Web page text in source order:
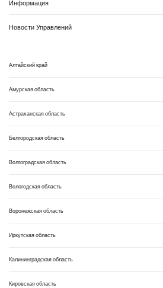
Информация
Новости Управлений
Алтайский край
Амурская область
Астраханская область
Белгородская область
Волгоградская область
Вологодская область
Воронежская область
Иркутская область
Калининградская область
Кировская область